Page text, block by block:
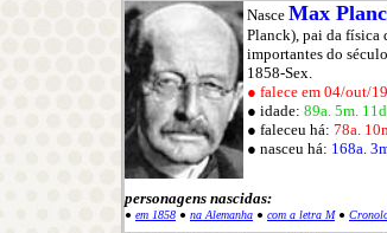
Nasce Max
Planck), pai da física
importantes do
1858-Sex.
● falece em 04/out/
● idade: 89a. 5m.
● faleceu há: 78a.
● nasceu há: 168a.
personagens nascidas:
● em 1858 ● na Alemanha ● com a letra M●